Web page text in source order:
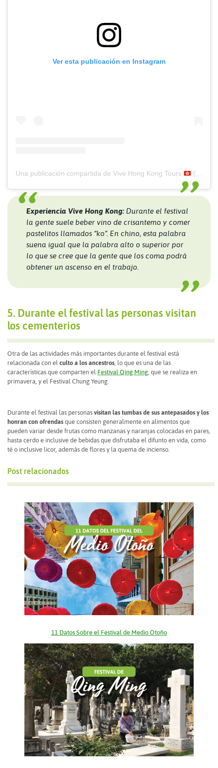
Ver esta publicación en Instagram
Una publicación compartida de Vive Hong Kong Tours (@vivehongkong)
Experiencia Vive Hong Kong: Durante el festival
la gente suele beber vino de crisantemo y comer
pastelitos llamados “ko”. En chino, esta palabra
suena igual que la palabra alto o superior por
lo que se cree que la gente que los coma podrá
obtener un ascenso en el trabajo.
5. Durante el festival las personas visitan
los cementerios
Otra de las actividades más importantes durante el festival está
relacionada con el culto a los ancestros, lo que es una de las
características que comparten el Festival Qing Ming, que se realiza en
primavera, y el Festival Chung Yeung.
Durante el festival las personas visitan las tumbas de sus antepasados y los
honran con ofrendas que consisten generalmente en alimentos que
pueden variar desde frutas como manzanas y naranjas colocadas en pares,
hasta cerdo e inclusive de bebidas que disfrutaba el difunto en vida, como
té o inclusive licor, además de flores y la quema de incienso.
Post relacionados
11 Datos Sobre el Festival de Medio Otoño